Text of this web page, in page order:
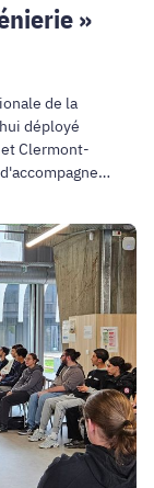
»
de la
déployé
Clermont-